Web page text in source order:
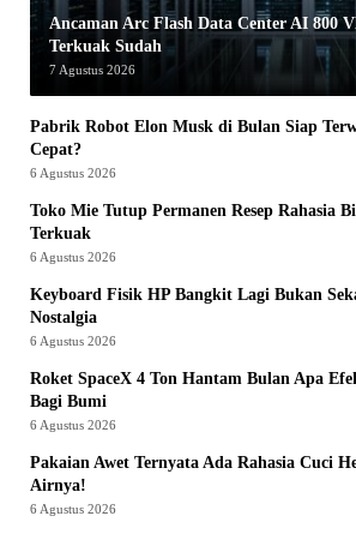
Ancaman Arc Flash Data Center AI 800
Terkuak Sudah
7 Agustus 2026
Pabrik Robot Elon Musk di Bulan Siap
Cepat?
6 Agustus 2026
Toko Mie Tutup Permanen Resep Rahasia
Terkuak
6 Agustus 2026
Keyboard Fisik HP Bangkit Lagi Bukan
Nostalgia
6 Agustus 2026
Roket SpaceX 4 Ton Hantam Bulan Apa
Bagi Bumi
6 Agustus 2026
Pakaian Awet Ternyata Ada Rahasia Cuci
Airnya!
6 Agustus 2026